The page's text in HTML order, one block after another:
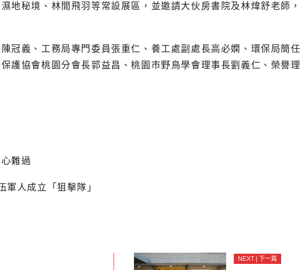
地秘境、林間飛羽等常設展區，並邀請大伙房書院及林煒舒老師
冠義、工務局專門委員張重仁、養工處副處長高必嫻、環保局簡
護協會桃園分會長郭益昌、桃園市野鳥學會理事長劉義仁、榮譽
難過
人成立「狙擊隊」
NEXT | 下一篇